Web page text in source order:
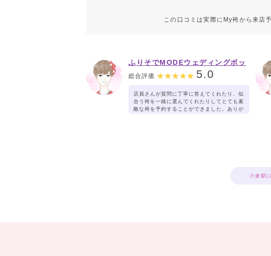
この口コミは実際にMy袴から来店
ふりそでMODEウェディングボッ
クス イオンタウン黒崎店
総合評価 5.0
店員さんが質問に丁寧に答えてくれたり、似
合う袴を一緒に選んでくれたりしてとても素
敵な袴を予約することができました。ありが
小倉駅